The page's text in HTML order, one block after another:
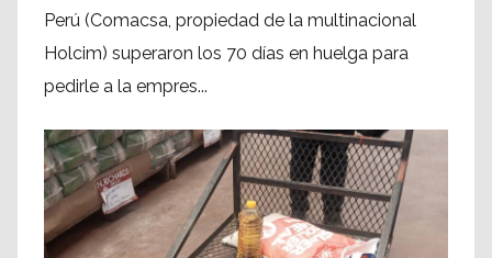
Perú (Comacsa, propiedad de la multinacional
Holcim) superaron los 70 días en huelga para
pedirle a la empres...